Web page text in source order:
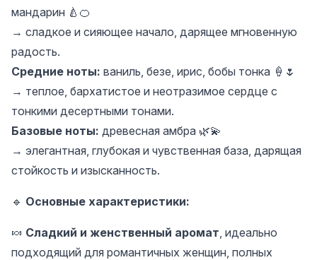
мандарин 🍐🍊
→ сладкое и сияющее начало, дарящее мгновенную
радость.
Средние ноты: ваниль, безе, ирис, бобы тонка 🍦🌷
→ теплое, бархатистое и неотразимое сердце с
тонкими десертными тонами.
Базовые ноты: древесная амбра 🌿💫
→ элегантная, глубокая и чувственная база, дарящая
стойкость и изысканность.
🔹 Основные характеристики:
🍬 Сладкий и женственный аромат, идеально
подходящий для романтичных женщин, полных